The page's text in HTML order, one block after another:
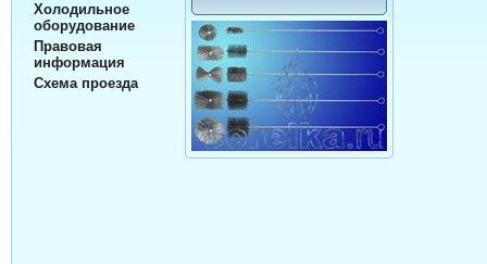
Холодильное
оборудование
Правовая
информация
Схема проезда